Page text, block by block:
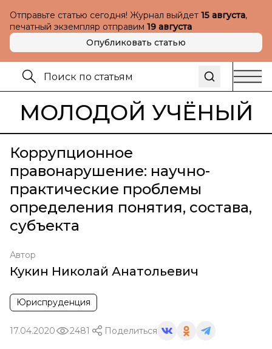
Отправьте статью сегодня! Журнал выйдет 15 августа,
печатный экземпляр отправим 19 августа
Опубликовать статью
МОЛОДОЙ УЧЁНЫЙ
Коррупционное
правонарушение: научно-
практические проблемы
определения понятия, состава,
субъекта
Автор
Кукин Николай Анатольевич
Юриспруденция
17.04.2020 2481 Поделиться